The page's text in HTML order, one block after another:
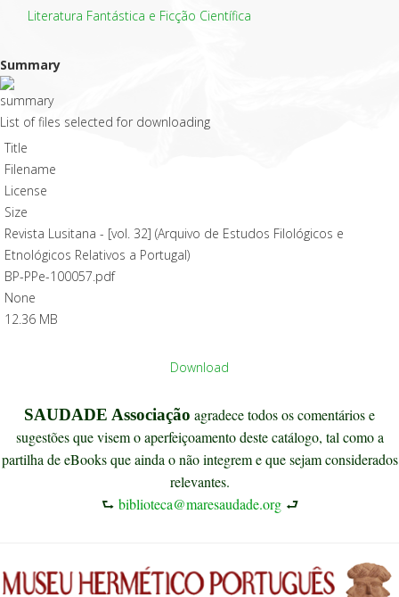
Literatura Fantástica e Ficção Científica
Summary
List of files selected for downloading
Title
Filename
License
Size
Revista Lusitana - [vol. 32] (Arquivo de Estudos Filológicos e
Etnológicos Relativos a Portugal)
BP-PPe-100057.pdf
None
12.36 MB
Download
SAUDADE Associação agradece todos os comentários e
sugestões que visem o aperfeiçoamento deste catálogo, tal como a
partilha de eBooks que ainda o não integrem e que sejam considerados
relevantes.
⮑ biblioteca@maresaudade.org⮐